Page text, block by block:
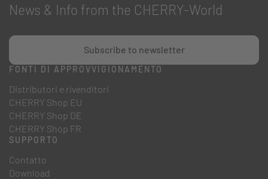
News & Info from the CHERRY-World
Subscribe to newsletter
FONTI DI APPROVVIGIONAMENTO
Distributori e rivenditori
CHERRY Shop EU
CHERRY Shop DE
CHERRY Shop FR
SUPPORTO
Contatto
Download